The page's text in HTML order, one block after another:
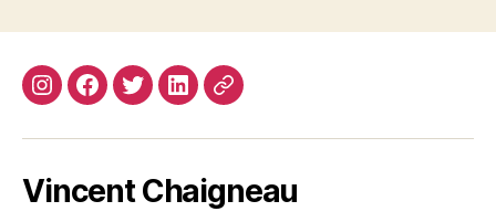
InstagramFacebook
TwitterLinkedin
Site
Vincent Chaigneau